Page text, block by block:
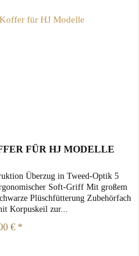
FÜR HJ MODELLE
Überzug in Tweed-Optik 5
Soft-Griff Mit großem
Plüschfütterung Zubehörfach
Korpuskeil zur...
€ *